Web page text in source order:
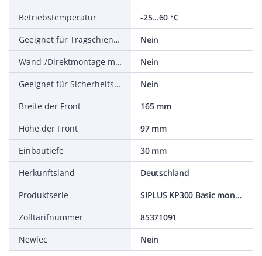
Betriebstemperatur
-25...60 °C
Geeignet für Tragschienenmontage
Nein
Wand-/Direktmontage möglich
Nein
Geeignet für Sicherheitsfunktionen
Nein
Breite der Front
165 mm
Höhe der Front
97 mm
Einbautiefe
30 mm
Herkunftsland
Deutschland
Produktserie
SIPLUS KP300 Basic mono PN
Zolltarifnummer
85371091
Newlec
Nein